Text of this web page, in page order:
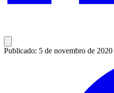
Publicado: 5 de novembro de 2020